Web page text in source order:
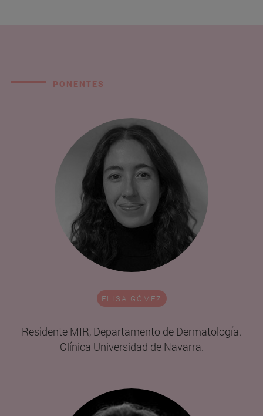
PONENTES
ELISA GÓMEZ
Residente MIR, Departamento de Dermatología.
Clínica Universidad de Navarra.